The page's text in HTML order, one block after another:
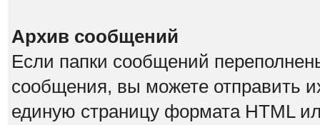
Архив сообщений
Если папки сообщений
сообщения, вы можете отправить
единую страницу формата HTML